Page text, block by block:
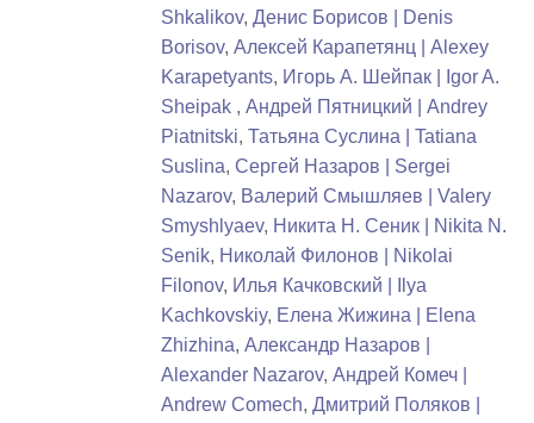
Shkalikov, Денис Борисов | Denis
Borisov, Алексей Карапетянц | Alexey
Karapetyants, Игорь А. Шейпак | Igor A.
Sheipak , Андрей Пятницкий | Andrey
Piatnitski, Татьяна Суслина | Tatiana
Suslina, Сергей Назаров | Sergei
Nazarov, Валерий Смышляев | Valery
Smyshlyaev, Никита Н. Сеник | Nikita N.
Senik, Николай Филонов | Nikolai
Filonov, Илья Качковский | Ilya
Kachkovskiy, Елена Жижина | Elena
Zhizhina, Александр Назаров |
Alexander Nazarov, Андрей Комеч |
Andrew Comech, Дмитрий Поляков |